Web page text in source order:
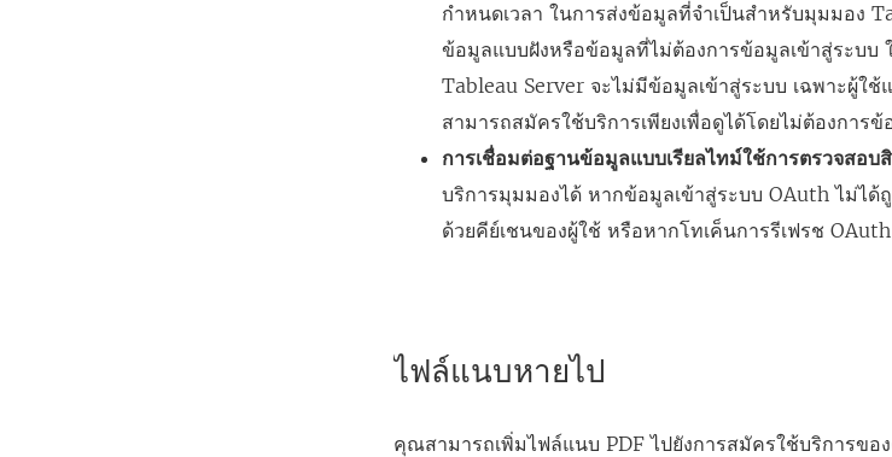
กำหนดเวลา ในการส่งข้อมูลที่จำเป็นสำหรับมุมมอง
ข้อมูลแบบฝังหรือข้อมูลที่ไม่ต้องการข้อมูลเข้าสู่ระบ
Tableau Server จะไม่มีข้อมูลเข้าสู่ระบบ เฉพาะผู้
สามารถสมัครใช้บริการเพียงเพื่อดูได้โดยไม่ต้องการ
การเชื่อมต่อฐานข้อมูลแบบเรียลไทม์ใช้การตรวจสอบ
บริการมุมมองได้ หากข้อมูลเข้าสู่ระบบ OAuth ไม่ไ
ด้วยคีย์เชนของผู้ใช้ หรือหากโทเค็นการรีเฟรช
ไฟล์แนบหายไป
คุณสามารถเพิ่มไฟล์แนบ PDF ไปยังการสมัครใช้บริการข